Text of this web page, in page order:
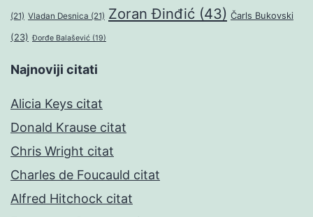
(21) Vladan Desnica (21) Zoran Đinđić (43) Čarls Bukovski
(23) Đorđe Balašević (19)
Najnoviji citati
Alicia Keys citat
Donald Krause citat
Chris Wright citat
Charles de Foucauld citat
Alfred Hitchock citat